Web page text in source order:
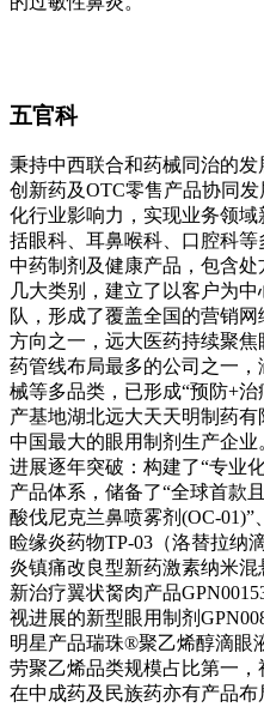
五官科
秉持中西联合和药械同治的
创新药及OTC零售产品协同
化行业影响力，实现业务领
括眼科、耳鼻喉科、口腔科等
中药制剂及健康产品，包含
几大类别，建立了以客户为
队，形成了覆盖全国的营销
方向之一，远大医药持续聚
药管线布局最多的公司之一
械等多品类，已形成“预防+
产基地湖北远大天天明制药
中国最大的眼用制剂生产企
进展逐年突破：构建了“专业
产品体系，储备了“全球首款
酸伐尼克兰鼻喷雾剂(OC-
睑缘炎药物TP-03（洛替拉纳
炎镇痛改良型新药激素纳米混
新治疗翼状胬肉产品
视进展的新型眼用制剂
明星产品瑞珠®聚乙烯醇滴眼
劳聚乙烯品类规模占比第一
在中成药及民族药亦有产品